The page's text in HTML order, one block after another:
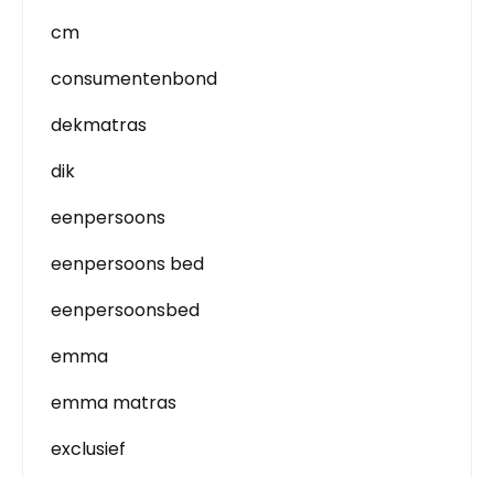
cm
consumentenbond
dekmatras
dik
eenpersoons
eenpersoons bed
eenpersoonsbed
emma
emma matras
exclusief